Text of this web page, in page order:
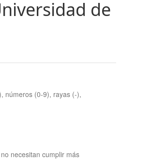
de
números (0-9), rayas (-),
necesitan cumplir más